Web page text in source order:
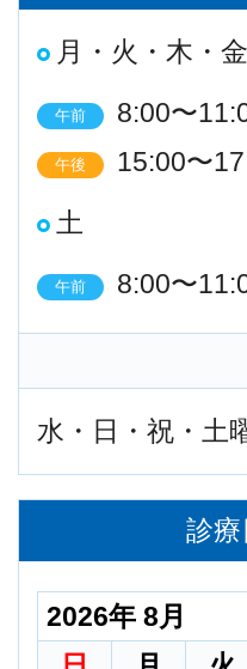
月・火・木・金
午前 8:00〜
午後
15:00〜
土
午前 8:00〜
水・日・祝・土
診
2026年 8月